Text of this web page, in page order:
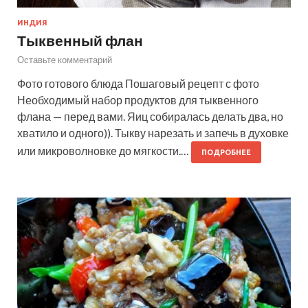
ИНДИЯ
Тыквенный флан
Оставьте комментарий
Фото готового блюда Пошаговый рецепт с фото
Необходимый набор продуктов для тыквенного
флана — перед вами. Яиц собиралась делать два, но
хватило и одного)). Тыкву нарезать и запечь в духовке
или микроволновке до мягкости.…
ПОДРОБНЕЕ